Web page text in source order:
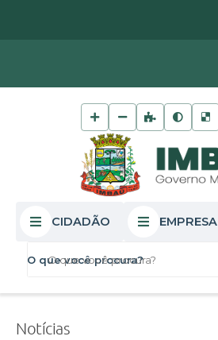
O que você procura?
CIDADÃO EMPRESA
Notícias